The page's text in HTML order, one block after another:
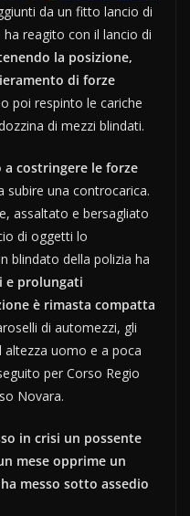
da un fitto lancio di
reagito con il lancio di
la posizione,
di forze
poi respinto le cariche
di mezzi blindati.
costringere le forze
subire una controcarica.
assaltato e bersagliato
di oggetti lo
blindato della polizia ha
e prolungati
è rimasta compatta
di automezzi, gli
altezza uomo e a poca
per Corso Regio
Novara.
in crisi un possente
mese opprime un
messo sotto assedio